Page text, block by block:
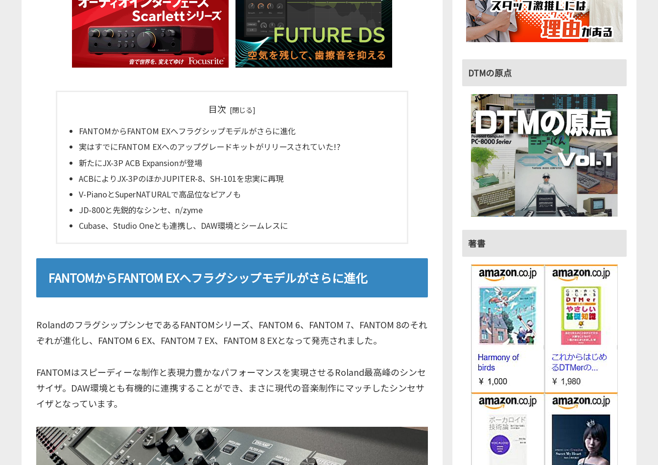
目次
FANTOMからFANTOM EXへフラグシップモデルがさらに進化
実はすでにFANTOM EXへのアップグレードキットがリリースされていた!?
新たにJX-3P ACB Expansionが登場
ACBによりJX-3PのほかJUPITER-8、SH-101を忠実に再現
V-PianoとSuperNATURALで高品位なピアノも
JD-800と先鋭的なシンセ、n/zyme
Cubase、Studio Oneとも連携し、DAW環境とシームレスに
FANTOMからFANTOM EXへフラグシップモデルがさらに進化
RolandのフラグシップシンセであるFANTOMシリーズ、FANTOM 6、FANTOM 7、FANTOM 8のそれ
ぞれが進化し、FANTOM 6 EX、FANTOM 7 EX、FANTOM 8 EXとなって発売されました。
FANTOMはスピーディーな制作と表現力豊かなパフォーマンスを実現させるRoland最高峰のシンセ
サイザ。DAW環境とも有機的に連携することができ、まさに現代の音楽制作にマッチしたシンセサ
イザとなっています。
DTMの原点
著書